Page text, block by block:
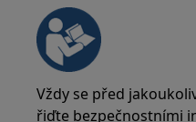
Vždy se před
řiďte bezpečnostními